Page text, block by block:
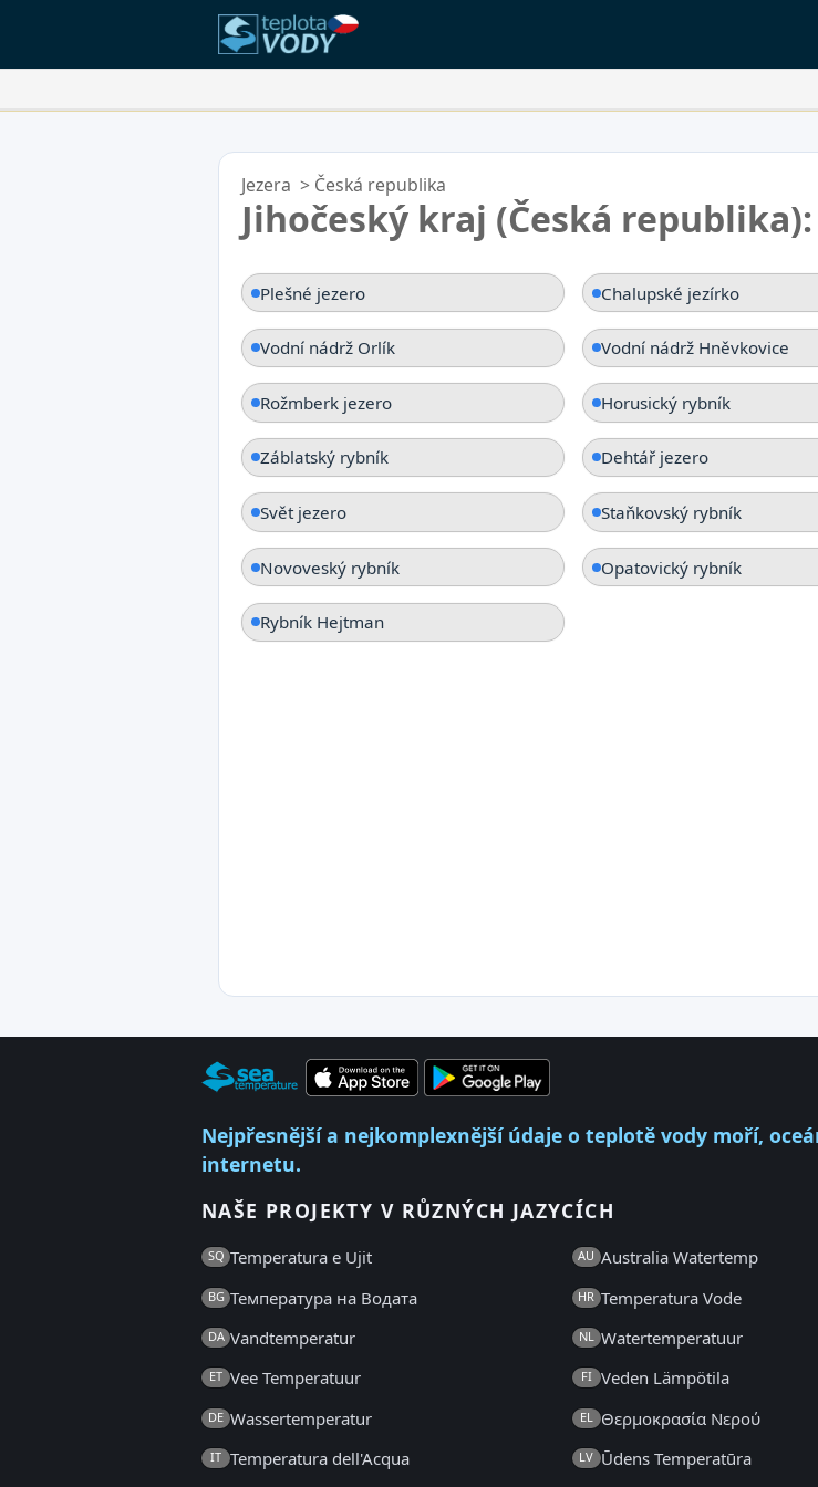
Váš seznam oblíbených je prázdný.
Jezera > Česká republika
Jihočeský kraj (Česká republika):
Plešné jezero Chalupské jezírko
Vodní nádrž Orlík Vodní nádrž Hněvkovice
Rožmberk jezero Horusický rybník
Záblatský rybník Dehtář jezero
Svět jezero Staňkovský rybník
Novoveský rybník Opatovický rybník
Rybník Hejtman
Nejpřesnější a nejkomplexnější údaje o teplotě vody moří,
internetu.
NAŠE PROJEKTY V RŮZNÝCH JAZYCÍCH
SQ Temperatura e Ujit AU Australia Watertemp
BG Температура на Водата HR Temperatura Vode
DA Vandtemperatur NL Watertemperatuur
ET Vee Temperatuur FI Veden Lämpötila
DE Wassertemperatur EL Θερμοκρασία Νερού
IT Temperatura dell'Acqua LV Ūdens Temperatūra